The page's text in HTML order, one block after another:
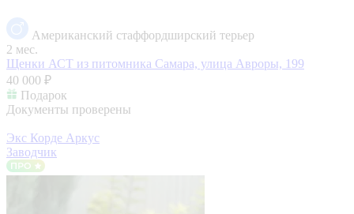
Американский стаффордширский терьер
2 мес.
Щенки АСТ из питомника Самара, улица Авроры, 199
40 000 ₽
Подарок
Документы проверены
Экс Корде Аркус
Заводчик